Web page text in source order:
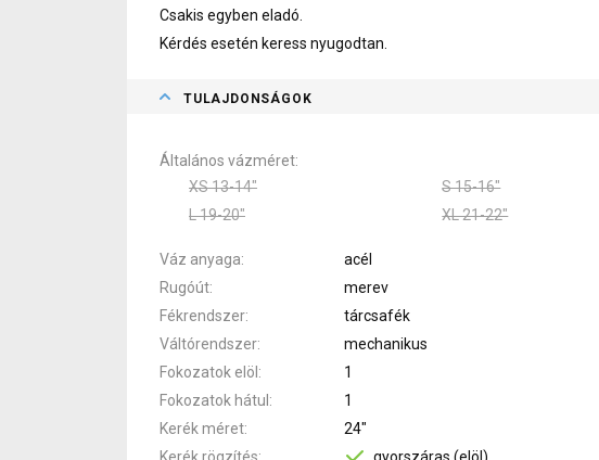
Csakis egyben eladó.
Kérdés esetén keress nyugodtan.
TULAJDONSÁGOK
Általános vázméret
XS 13-14"
S 15-16"
L 19-20"
XL 21-22"
Váz anyaga
acél
Rugóút
merev
Fékrendszer
tárcsafék
Váltórendszer
mechanikus
Fokozatok elöl
1
Fokozatok hátul
1
Kerék méret
24"
Kerék rögzítés
gyorszáras (elöl)